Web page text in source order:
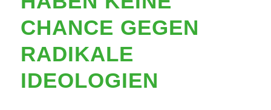
CHANCE GEGEN
RADIKALE
IDEOLOGIEN